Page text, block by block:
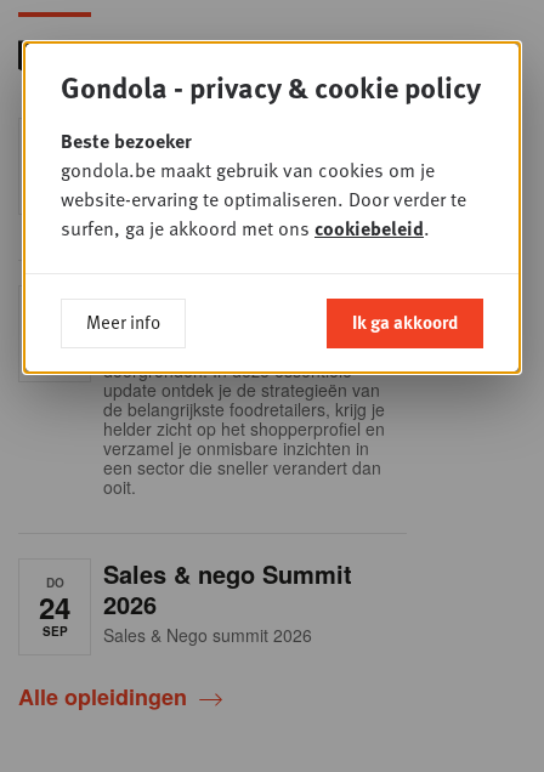
WOE
9
Foodservice - Joint
business planning
Intro to Negotiation: Succes aan de
onderhandelingstafel is geen toeval!
Into Retail - Sold out
Mis deze unieke kans niet om het
Belgische retaillandschap volledig te
doorgronden. In deze essentiële
update ontdek je de strategieën van
de belangrijkste foodretailers, krijg je
helder zicht op het shopperprofiel en
verzamel je onmisbare inzichten in
een sector die sneller verandert dan
ooit.
DO
24
SEP
Sales & nego Summit
2026
Sales & Nego summit 2026
Alle opleidingen
Gondola - privacy & cookie policy
Beste bezoeker
gondola.be maakt gebruik van cookies om je
website-ervaring te optimaliseren. Door verder te
surfen, ga je akkoord met ons cookiebeleid.
Meer info Ik ga akkoord